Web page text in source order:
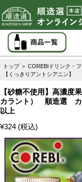
トップ ＞ COREBIドリンク・
【くっきりアントシアニン】
【砂糖不使用】高濃
カラント） 順造選 カ
以上
¥324 (税込)